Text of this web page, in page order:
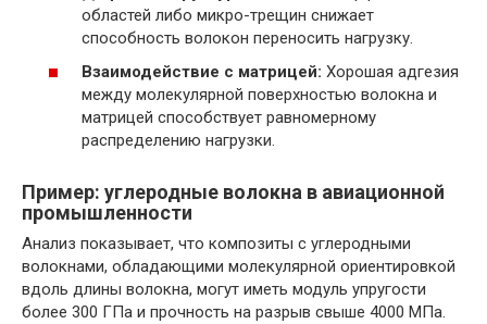
областей либо микро-трещин снижает
способность волокон переносить нагрузку.
Взаимодействие с матрицей: Хорошая адгезия
между молекулярной поверхностью волокна и
матрицей способствует равномерному
распределению нагрузки.
Пример: углеродные волокна в авиационной
промышленности
Анализ показывает, что композиты с углеродными
волокнами, обладающими молекулярной ориентировкой
вдоль длины волокна, могут иметь модуль упругости
более 300 ГПа и прочность на разрыв свыше 4000 МПа.